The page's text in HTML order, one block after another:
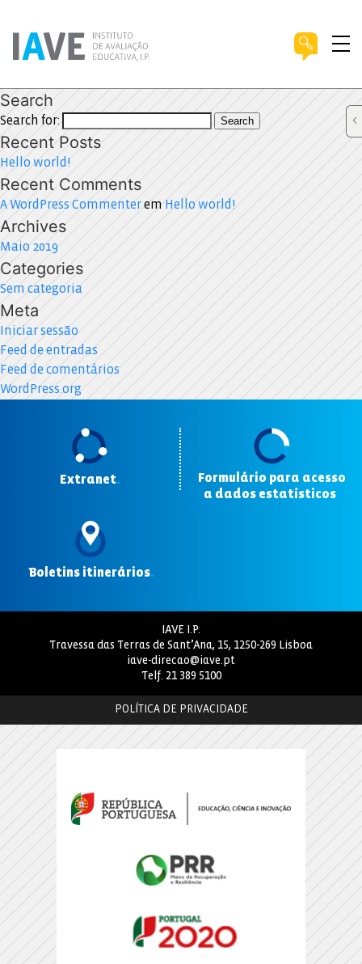
Search
Search for: Search
Recent Posts
Hello world!
Recent Comments
A WordPress Commenterem Hello world!
Archives
Maio 2019
Categories
Sem categoria
Meta
Iniciar sessão
Feed de entradas
Feed de comentários
WordPress.org
Extranet.
Formulário para acesso
a dados estatísticos
Boletins itinerários.
IAVE I.P.
Travessa das Terras de Sant’Ana, 15, 1250-269 Lisboa
iave-direcao@iave.pt
Telf. 21 389 5100
POLÍTICA DE PRIVACIDADE